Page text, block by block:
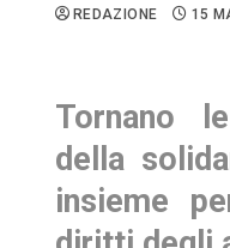
REDAZIONE 15
Tornano
della
insieme